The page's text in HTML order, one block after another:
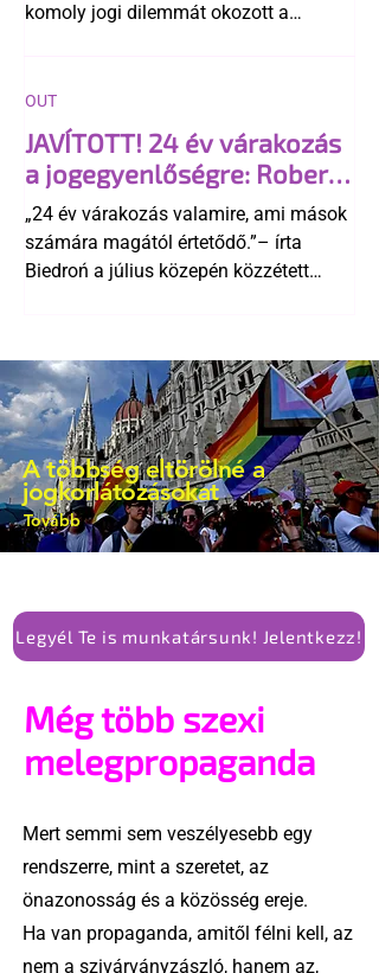
komoly jogi dilemmát okozott a
egyértelműen tiltja a házasságuk
elismerését. Közben az ellenzéken belül
is vita robbant ki arról, hogy vissza
kellene-e vonni a kormány konzervatív
alkotmánymódosítását
JAVÍTOTT! 24 év várakozás
a jogegyenlőségre: Robert
Biedroń megindító üzenete
a lengyel bejegyzett
élettársi kapcsolatokért
„24 év várakozás valamire, ami mások
számára magától értetődő.”– írta
Biedroń a július közepén közzétett
OUT
A többség eltörölné a
jogkorlátozásokat
Tovább
Legyél Te is munkatársunk! Jelentkezz!
Még több szexi
melegpropaganda
Mert semmi sem veszélyesebb egy
rendszerre, mint a szeretet, az
önazonosság és a közösség ereje.
Ha van propaganda, amitől félni kell, az
nem a szivárványzászló, hanem az,